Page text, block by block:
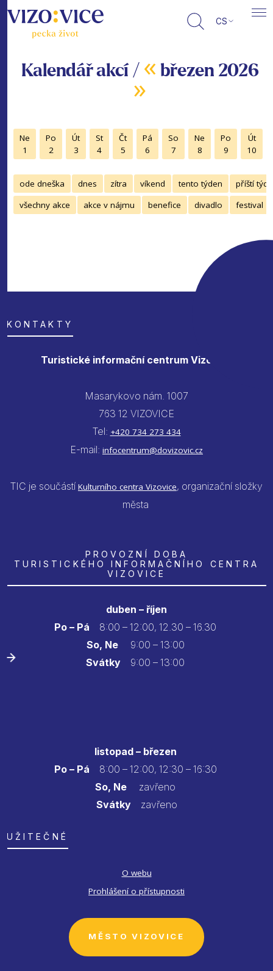
CS
Kalendář akcí / « březen 2026
»
Ne
1
Po
2
Út
3
St
4
Čt
5
Pá
6
So
7
Ne
8
Po
9
Út
10
ode dneška dnes zítra víkend tento týden
příští
všechny akce
akce v nájmu benefice divadlo festival
KONTAKTY
Turistické informační centrum Vizovice
Masarykovo nám. 1007
763 12 VIZOVICE
Tel: +420 734 273 434
E-mail: infocentrum@dovizovic.cz
TIC je součástí Kulturního centra Vizovice, organizační složky
města
PROVOZNÍ DOBA
TURISTICKÉHO INFORMAČNÍHO CENTRA
VIZOVICE
duben – říjen
Po – Pá
8:00 – 12:00, 12.30 – 16.30
So, Ne9:00 – 13:00
Svátky 9:00 – 13:00
listopad – březen
Po – Pá 8:00 – 12:00, 12:30 – 16:30
So, Ne zavřeno
Svátkyzavřeno
UŽITEČNÉ
O webu
Prohlášení o přístupnosti
MĚSTO VIZOVICE